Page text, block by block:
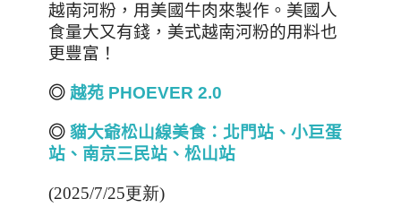
越南河粉，用美國牛肉來製作。美國人
食量大又有錢，美式越南河粉的用料也
更豐富！
◎ 越苑 PHOEVER 2.0
◎ 貓大爺松山線美食：北門站 、 小巨蛋
站、南京三民站、松山站
(2025/7/25更新)